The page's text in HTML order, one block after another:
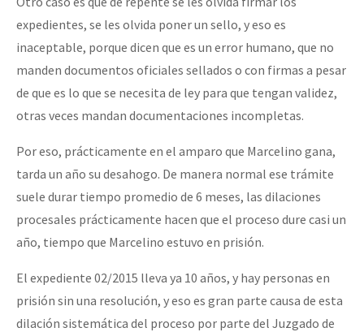
expedientes, se les olvida poner un sello, y eso es
inaceptable, porque dicen que es un error humano, que no
manden documentos oficiales sellados o con firmas a pesar
de que es lo que se necesita de ley para que tengan validez,
otras veces mandan documentaciones incompletas.
Por eso, prácticamente en el amparo que Marcelino gana,
tarda un año su desahogo. De manera normal ese trámite
suele durar tiempo promedio de 6 meses, las dilaciones
procesales prácticamente hacen que el proceso dure casi un
año, tiempo que Marcelino estuvo en prisión.
El expediente 02/2015 lleva ya 10 años, y hay personas en
prisión sin una resolución, y eso es gran parte causa de esta
dilación sistemática del proceso por parte del Juzgado de